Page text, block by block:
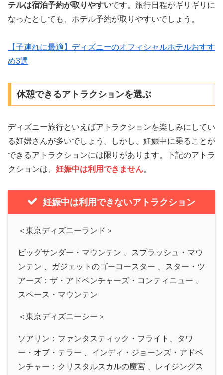
テルは宿泊予約が取りやすいです。旅行日程がギリギリに
なったとしても、ホテル予約が取りやすいでしょう。
【子連れに最適】ディズニーのオフィシャルホテルおすす
め3選
休憩できるアトラクションを選ぶ
ディズニー旅行といえばアトラクションを楽しみにしてい
る妊婦さんが多いでしょう。しかし、妊娠中に乗ることが
できるアトラクションには限りがあります。下記のアトラ
クションは、 妊娠中は利用できません。
妊娠中は利用できないアトラクション
＜東京ディズニーランド＞
ビッグサンダー・マウンテン 、スプラッシュ・マウ
ンテン 、ガジェットのゴーコースター 、スター・ツ
アーズ：ザ・アドベンチャーズ・コンティニュー 、
スペース・マウンテン
＜東京ディズニーシー＞
ソアリン：ファンタスティック・フライト、タワ
ー・オブ・テラー 、インディ・ジョーンズ・アドベ
ンチャー：クリスタルスカルの魔宮 、レイジングス